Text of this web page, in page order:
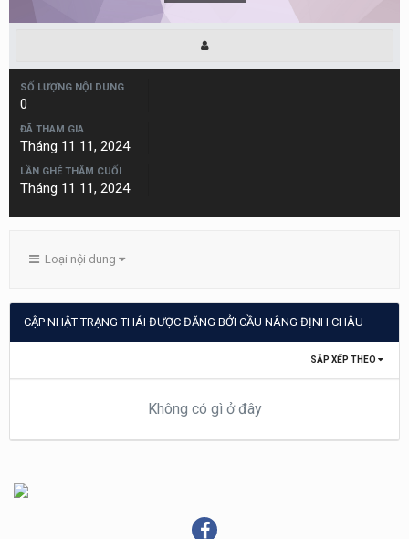
SỐ LƯỢNG NỘI DUNG
0
ĐÃ THAM GIA
Tháng 11 11, 2024
LẦN GHÉ THĂM CUỐI
Tháng 11 11, 2024
Loại nội dung
CẬP NHẬT TRẠNG THÁI ĐƯỢC ĐĂNG BỞI CẦU NÂNG ĐỊNH CHÂU
SẮP XẾP THEO
Không có gì ở đây